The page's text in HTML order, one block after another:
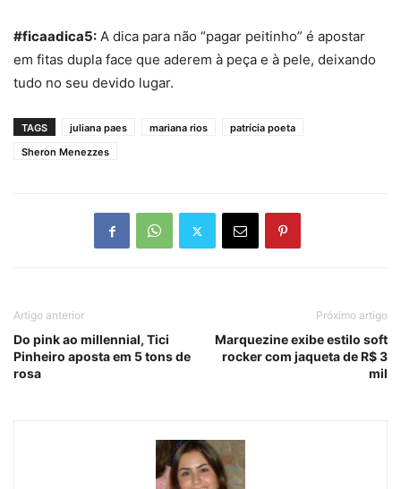
#ficaadica5: A dica para não “pagar peitinho” é apostar
em fitas dupla face que aderem à peça e à pele, deixando
tudo no seu devido lugar.
TAGS juliana paes mariana rios
patrícia poeta
Sheron Menezzes
Artigo anterior
Do pink ao millennial, Tici
Pinheiro aposta em 5 tons de
rosa
Próximo artigo
Marquezine exibe estilo soft
rocker com jaqueta de R$ 3
mil